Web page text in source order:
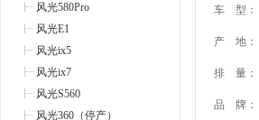
风光580Pro
风光E1
风光ix5
风光ix7
风光S560
风光360（停产）
车 型：
产 地：
排 量：
品 牌：